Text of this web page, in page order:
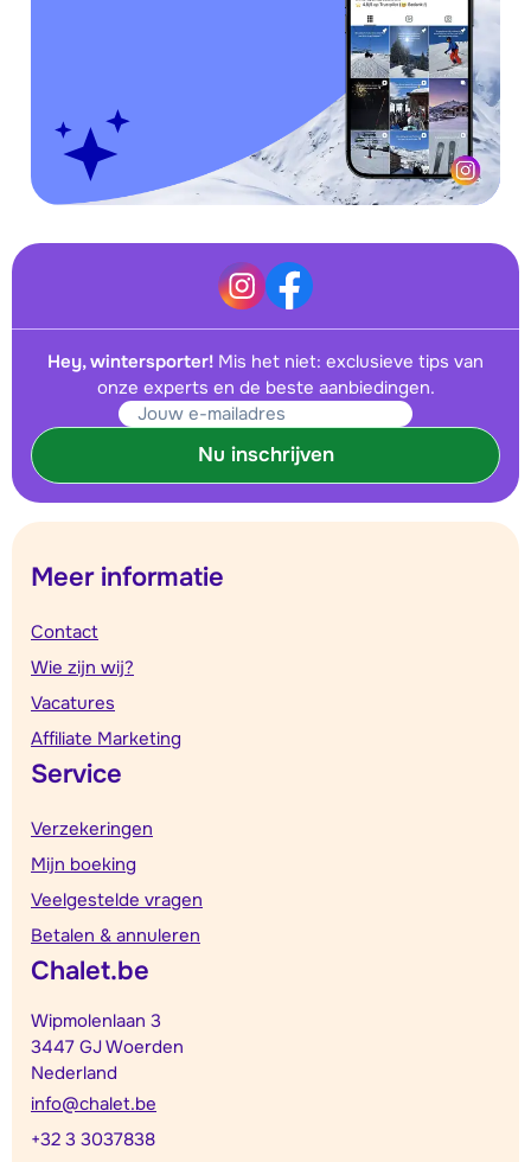
Hey, wintersporter! Mis het niet: exclusieve tips van
onze experts en de beste aanbiedingen.
Nu inschrijven
Meer informatie
Contact
Wie zijn wij?
Vacatures
Affiliate Marketing
Service
Verzekeringen
Mijn boeking
Veelgestelde vragen
Betalen & annuleren
Chalet.be
Wipmolenlaan 3
3447 GJ Woerden
Nederland
info@chalet.be
+32 3 3037838